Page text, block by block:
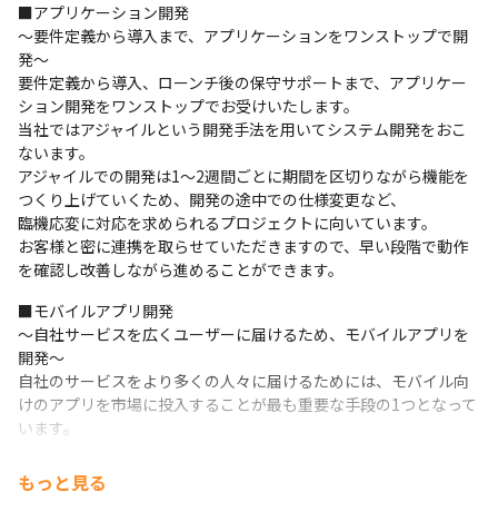
■アプリケーション開発
〜要件定義から導入まで、アプリケーションをワンストップで開
発〜
要件定義から導入、ローンチ後の保守サポートまで、アプリケー
ション開発をワンストップでお受けいたします。
当社ではアジャイルという開発手法を用いてシステム開発をおこ
ないます。
アジャイルでの開発は1〜2週間ごとに期間を区切りながら機能を
つくり上げていくため、開発の途中での仕様変更など、
臨機応変に対応を求められるプロジェクトに向いています。
お客様と密に連携を取らせていただきますので、早い段階で動作
を確認し改善しながら進めることができます。
■モバイルアプリ開発
〜自社サービスを広くユーザーに届けるため、モバイルアプリを
開発〜
自社のサービスをより多くの人々に届けるためには、モバイル向
けのアプリを市場に投入することが最も重要な手段の1つとなって
います。
合わせた内容で開発いたします。
Flutter／Dartを活用すると、AndroidとiPhone（iOS）のアプリ
もっと見る